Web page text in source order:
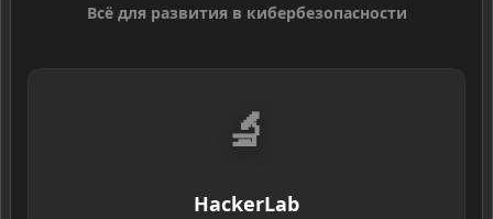
Всё для развития в кибербезопасности
🔬
HackerLab